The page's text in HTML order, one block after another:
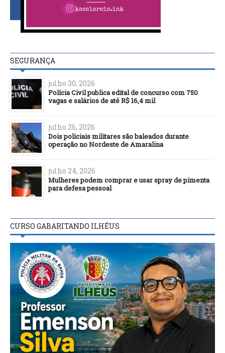
SEGURANÇA
julho 30, 2026
Polícia Civil publica edital de concurso com 750
vagas e salários de até R$ 16,4 mil
julho 26, 2026
Dois policiais militares são baleados durante
operação no Nordeste de Amaralina
julho 24, 2026
Mulheres podem comprar e usar spray de pimenta
para defesa pessoal
CURSO GABARITANDO ILHÉUS